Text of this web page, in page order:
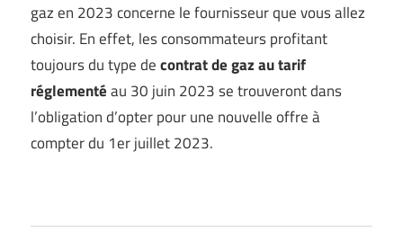
gaz en 2023 concerne le fournisseur que vous allez
choisir. En effet, les consommateurs profitant
toujours du type decontrat de gaz au tarif
réglementéau 30 juin 2023 se trouveront dans
l’obligation d’opter pour une nouvelle offre à
compter du 1er juillet 2023.